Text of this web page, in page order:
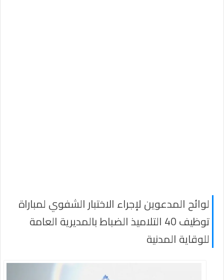
لوائح المدعوين لإجراء الاختبار الشفوي لمباراة
توظيف 40 التلاميذ الضباط بالمديرية العامة
للوقاية المدنية